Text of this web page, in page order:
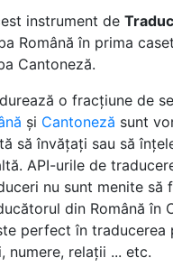
instrument de
Română în prima
Cantoneză.
o fracțiune de
și Cantoneză sunt
să învățați sau să
API-urile de
nu sunt menite
din Română
perfect în
numere, relații ... etc.